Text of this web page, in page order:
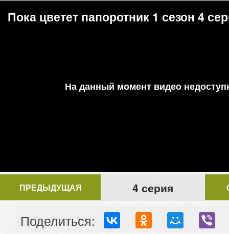
Пока цветет папоротник 1 сезон 4
ПРЕДЫДУЩАЯ 4 серия
Поделиться: